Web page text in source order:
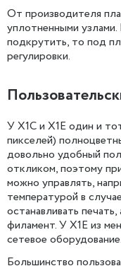
От производителя
уплотненными
подкрутить, то под
регулировки.
У X1C и X1E один и
пикселей)
довольно удобный
откликом, поэтому
можно управлять,
температурой в
останавливать
филамент. У X1E из
сетевое оборудование.
Большинство